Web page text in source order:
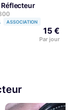
Réflecteur
ASSOCIATION
15 €
Par jour